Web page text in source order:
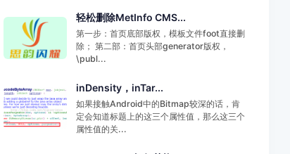
轻松删除MetInfo CMS...
第一步：首页底部版权，模板文件foot直接删
除； 第二部：首页头部generator版权，
\publ...
inDensity，inTar...
如果接触Android中的Bitmap较深的话，肯
定会知道标题上的这三个属性值，那么这三个
属性值的关...